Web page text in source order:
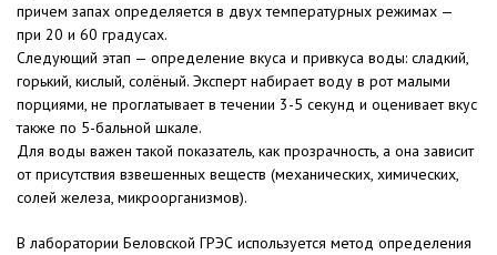
причем запах определяется в двух температурных режимах —
при 20 и 60 градусах.
Следующий этап — определение вкуса и привкуса воды: сладкий,
горький, кислый, солёный. Эксперт набирает воду в рот малыми
порциями, не проглатывает в течении 3-5 секунд и оценивает вкус
также по 5-бальной шкале.
Для воды важен такой показатель, как прозрачность, а она зависит
от присутствия взвешенных веществ (механических, химических,
солей железа, микроорганизмов).
В лаборатории Беловской ГРЭС используется метод определения